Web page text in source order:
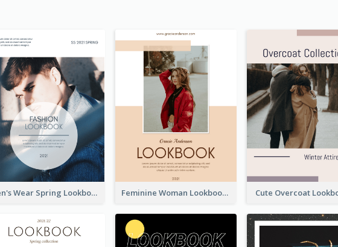
Men's Wear Spring Lookbook Feminine Woman Lookbook Cute Overcoat